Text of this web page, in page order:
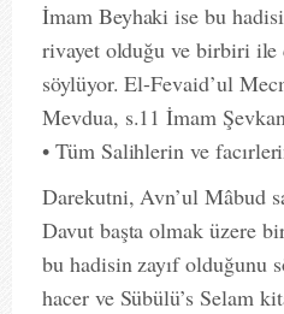
İmam Beyhaki ise bu
rivayet olduğu ve birbiri
söylüyor. El-Fevaid’ul
Mevdua, s.11 İmam
• Tüm Salihlerin ve
Darekutni, Avn’ul Mâbud
Davut başta olmak üzere
bu hadisin zayıf olduğunu
hacer ve Sübülü’s Selam